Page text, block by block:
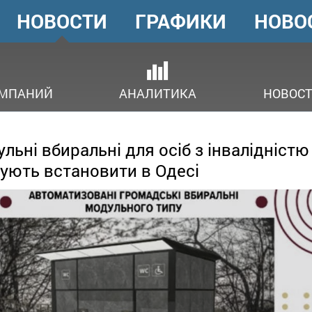
ГОЛОВНЕ
МЕНЮ
НОВОСТИ
АНАЛИТИКА
ГРАФИКИ
вбиральні для осіб з інвалідністю
встановити в Одесі